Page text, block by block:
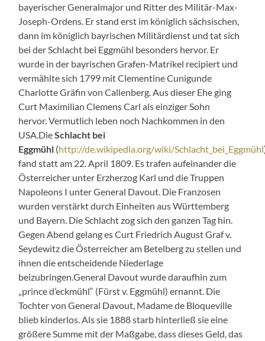
bayerischer Generalmajor und Ritter des Militär-Max-
Joseph-Ordens. Er stand erst im königlich sächsischen,
dann im königlich bayrischen Militärdienst und tat sich
bei der Schlacht bei Eggmühl besonders hervor. Er
wurde in der bayrischen Grafen-Matrikel recipiert und
vermählte sich 1799 mit Clementine Cunigunde
Charlotte Gräfin von Callenberg. Aus dieser Ehe ging
Curt Maximilian Clemens Carl als einziger Sohn
hervor. Vermutlich leben noch Nachkommen in den
USA.DieSchlacht bei
Eggmühl (http://de.wikipedia.org/wiki/Schlacht_bei_Eggmühl
fand statt am 22. April 1809. Es trafen aufeinander die
Österreicher unter Erzherzog Karl und die Truppen
Napoleons I unter General Davout. Die Franzosen
wurden verstärkt durch Einheiten aus Württemberg
und Bayern. Die Schlacht zog sich den ganzen Tag hin.
Gegen Abend gelang es Curt Friedrich August Graf v.
Seydewitz die Österreicher am Betelberg zu stellen und
ihnen die entscheidende Niederlage
beizubringen.General Davout wurde daraufhin zum
„prince d’eckmühl“ (Fürst v. Eggmühl) ernannt. Die
Tochter von General Davout, Madame de Bloqueville
blieb kinderlos. Als sie 1888 starb hinterließ sie eine
größere Summe mit der Maßgabe, dass dieses Geld, das